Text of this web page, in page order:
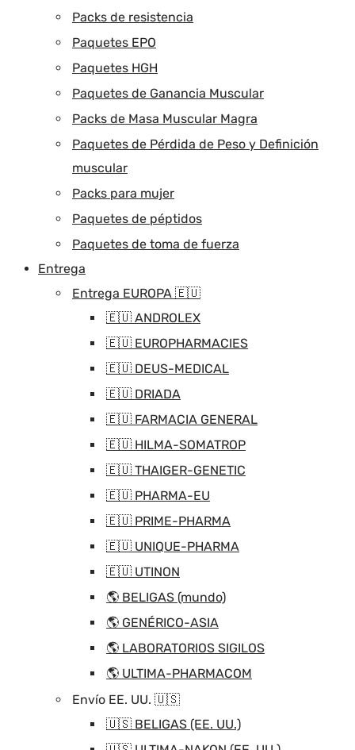
Packs de resistencia
Paquetes EPO
Paquetes HGH
Paquetes de Ganancia Muscular
Packs de Masa Muscular Magra
Paquetes de Pérdida de Peso y Definición
muscular
Packs para mujer
Paquetes de péptidos
Paquetes de toma de fuerza
Entrega
Entrega EUROPA 🇪🇺
🇪🇺 ANDROLEX
🇪🇺 EUROPHARMACIES
🇪🇺 DEUS-MEDICAL
🇪🇺 DRIADA
🇪🇺 FARMACIA GENERAL
🇪🇺 HILMA-SOMATROP
🇪🇺 THAIGER-GENETIC
🇪🇺 PHARMA-EU
🇪🇺 PRIME-PHARMA
🇪🇺 UNIQUE-PHARMA
🇪🇺 UTINON
🌎 BELIGAS (mundo)
🌎 GENÉRICO-ASIA
🌎 LABORATORIOS SIGILOS
🌎 ULTIMA-PHARMACOM
Envío EE. UU. 🇺🇸
🇺🇸 BELIGAS (EE. UU.)